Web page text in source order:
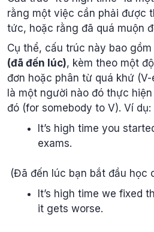
rằng một việc cần phải được
tức, hoặc rằng đã quá muộn
Cụ thể, cấu trúc này bao
(đã đến lúc), kèm theo một
đơn hoặc phân từ quá khứ
là một người nào đó thực
đó (for somebody to V). Ví dụ:
It’s high time you
exams.
(Đã đến lúc bạn bắt đầu học
It’s high time we fixed
it gets worse.